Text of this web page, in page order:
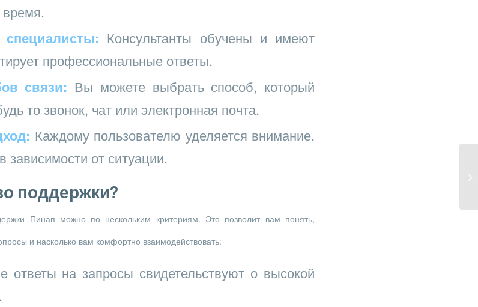
Консультанты обучены и имеют
профессиональные ответы.
связи: Вы можете выбрать способ, который
то звонок, чат или электронная почта.
Каждому пользователю уделяется внимание,
от ситуации.
поддержки?
Пинап можно по нескольким критериям. Это позволит вам понять,
и насколько вам комфортно взаимодействовать:
ответы на запросы свидетельствуют о высокой